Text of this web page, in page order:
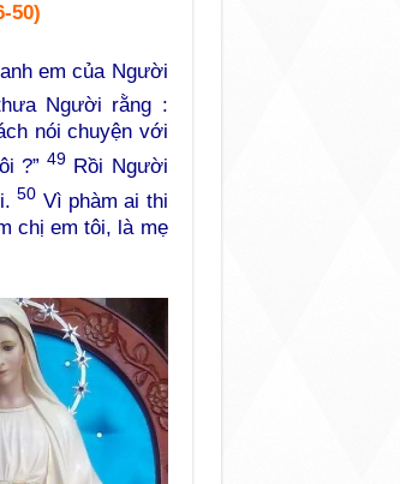
50)
em của Người
Người rằng :
nói chuyện với
?”49 Rồi Người
50 Vì phàm ai thi
chị em tôi, là mẹ